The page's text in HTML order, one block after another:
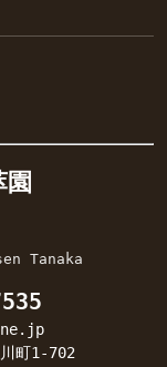
Tanaka
町1-702